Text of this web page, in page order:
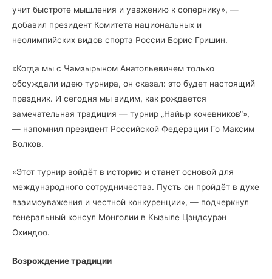
учит быстроте мышления и уважению к сопернику», —
добавил президент Комитета национальных и
неолимпийских видов спорта России Борис Гришин.
«Когда мы с Чамзырыном Анатольевичем только
обсуждали идею турнира, он сказал: это будет настоящий
праздник. И сегодня мы видим, как рождается
замечательная традиция — турнир „Найыр кочевников“»,
— напомнил президент Российской Федерации Го Максим
Волков.
«Этот турнир войдёт в историю и станет основой для
международного сотрудничества. Пусть он пройдёт в духе
взаимоуважения и честной конкуренции», — подчеркнул
генеральный консул Монголии в Кызыле Цэндсурэн
Охиндоо.
Возрождение традиции